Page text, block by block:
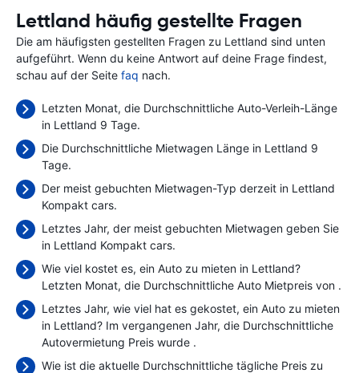
Lettland häufig gestellte Fragen
Die am häufigsten gestellten Fragen zu Lettland sind unten
aufgeführt. Wenn du keine Antwort auf deine Frage findest,
schau auf der Seite faq nach.
Letzten Monat, die Durchschnittliche Auto-Verleih-Länge
in Lettland 9 Tage.
Die Durchschnittliche Mietwagen Länge in Lettland 9
Tage.
Der meist gebuchten Mietwagen-Typ derzeit in Lettland
Kompakt cars.
Letztes Jahr, der meist gebuchten Mietwagen geben Sie
in Lettland Kompakt cars.
Wie viel kostet es, ein Auto zu mieten in Lettland?
Letzten Monat, die Durchschnittliche Auto Mietpreis von .
Letztes Jahr, wie viel hat es gekostet, ein Auto zu mieten
in Lettland? Im vergangenen Jahr, die Durchschnittliche
Autovermietung Preis wurde .
Wie ist die aktuelle Durchschnittliche tägliche Preis zu